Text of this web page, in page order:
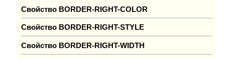
Свойство BORDER-RIGHT-COLOR
Свойство BORDER-RIGHT-STYLE
Свойство BORDER-RIGHT-WIDTH